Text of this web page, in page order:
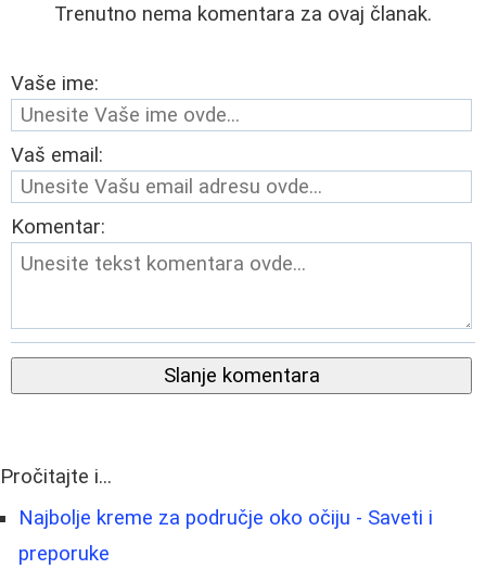
Trenutno nema komentara za ovaj članak.
Vaše ime:
Vaš email:
Komentar:
Slanje komentara
Pročitajte i...
Najbolje kreme za područje oko očiju - Saveti i
preporuke